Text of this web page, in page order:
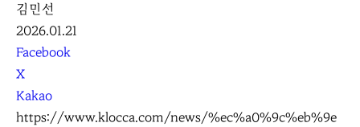
김민선
2026.01.21
S
N
S
S
Facebook
X
Kakao
https://www.klocca.com/news/%ec%a0%9c%eb%9e